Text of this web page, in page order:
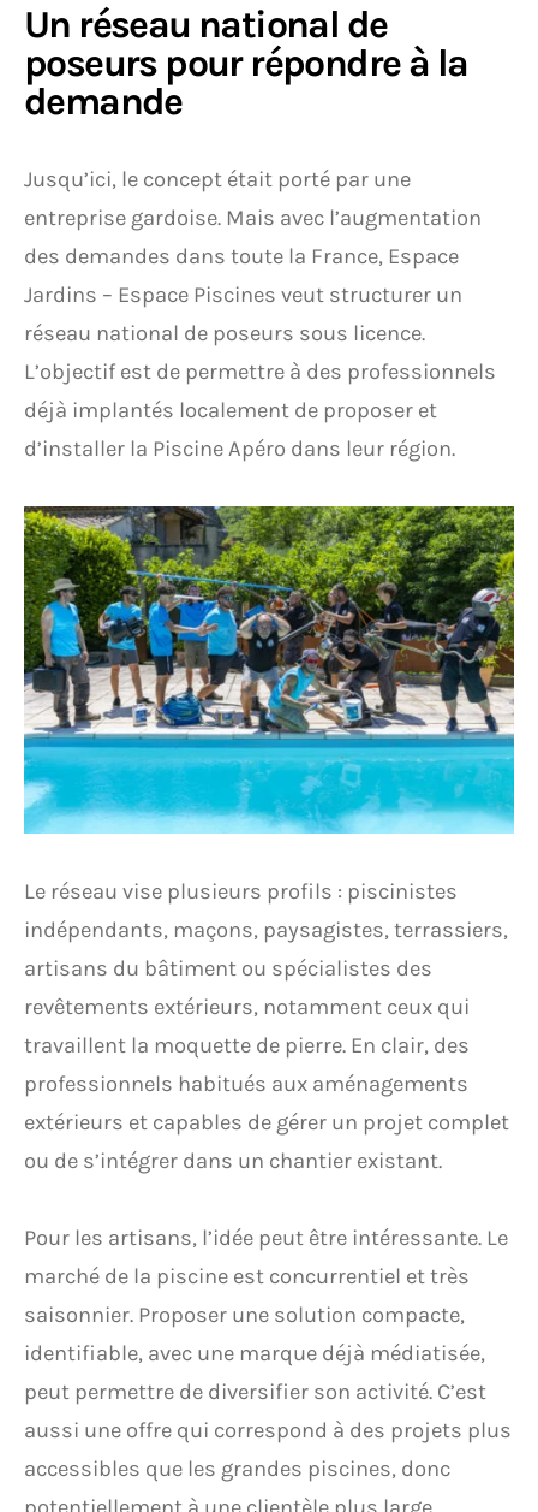
Un réseau national de
poseurs pour répondre à la
demande
Jusqu’ici, le concept était porté par une
entreprise gardoise. Mais avec l’augmentation
des demandes dans toute la France, Espace
Jardins – Espace Piscines veut structurer un
réseau national de poseurs sous licence.
L’objectif est de permettre à des professionnels
déjà implantés localement de proposer et
d’installer la Piscine Apéro dans leur région.
Le réseau vise plusieurs profils : piscinistes
indépendants, maçons, paysagistes, terrassiers,
artisans du bâtiment ou spécialistes des
revêtements extérieurs, notamment ceux qui
travaillent la moquette de pierre. En clair, des
professionnels habitués aux aménagements
extérieurs et capables de gérer un projet complet
ou de s’intégrer dans un chantier existant.
Pour les artisans, l’idée peut être intéressante. Le
marché de la piscine est concurrentiel et très
saisonnier. Proposer une solution compacte,
identifiable, avec une marque déjà médiatisée,
peut permettre de diversifier son activité. C’est
aussi une offre qui correspond à des projets plus
accessibles que les grandes piscines, donc